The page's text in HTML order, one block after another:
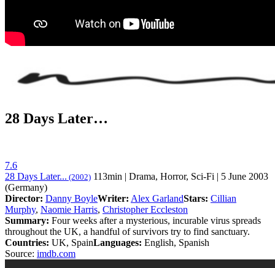
28 Days Later…
7.6
28 Days Later... (2002) 113min | Drama, Horror, Sci-Fi | 5 June 2003
(Germany)
Director: Danny BoyleWriter: Alex GarlandStars: Cillian
Murphy, Naomie Harris, Christopher Eccleston
Summary: Four weeks after a mysterious, incurable virus spreads
throughout the UK, a handful of survivors try to find sanctuary.
Countries: UK, SpainLanguages: English, Spanish
Source: imdb.com